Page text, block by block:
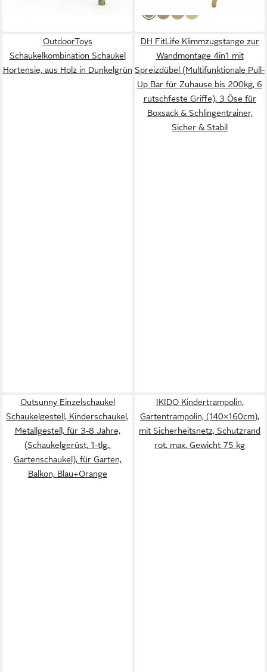
Maße & modernes Design –
passt in fast jeden Garten
lieferbar - in 6-8 Werktagen bei dir
OutdoorToys
Schaukelkombination Schaukel
Hortensie, aus Holz in Dunkelgrün
DH FitLife Klimmzugstange zur
Wandmontage 4in1 mit
Spreizdübel (Multifunktionale Pull-
Up Bar für Zuhause bis 200kg, 6
rutschfeste Griffe), 3 Öse für
Boxsack & Schlingentrainer,
Sicher & Stabil
Outsunny Einzelschaukel
Schaukelgestell, Kinderschaukel,
Metallgestell, für 3-8 Jahre,
(Schaukelgerüst, 1-tlg.,
Gartenschaukel), für Garten,
Balkon, Blau+Orange
IKIDO Kindertrampolin,
Gartentrampolin, (140×160cm),
mit Sicherheitsnetz, Schutzrand
rot, max. Gewicht 75 kg